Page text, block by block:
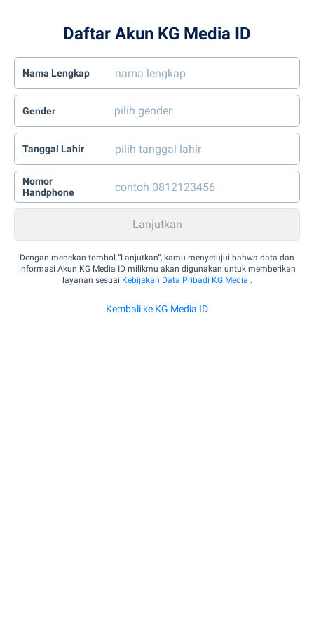
Daftar Akun KG Media ID
Nama Lengkap
Gender
Tanggal Lahir
Nomor
Handphone
Dengan menekan tombol “Lanjutkan”, kamu menyetujui bahwa data dan
informasi Akun KG Media ID milikmu akan digunakan untuk memberikan
layanan sesuai Kebijakan Data Pribadi KG Media .
Kembali ke KG Media ID